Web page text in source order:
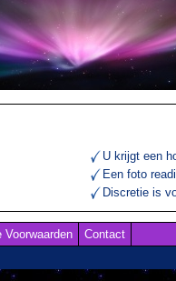
U krijgt een
Een foto
Discretie is
Voorwaarden
Contact